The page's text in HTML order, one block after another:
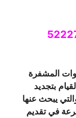
52227330
المشفرة
بتجديد
يبحث عنها
في تقديم